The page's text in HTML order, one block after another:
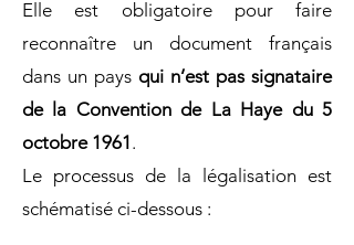
Elle est obligatoire pour faire
reconnaître un document français
dans un pays qui n’est pas signataire
de la Convention de La Haye du 5
octobre 1961 .
Le processus de la légalisation est
schématisé ci-dessous :